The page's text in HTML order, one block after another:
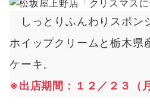
しっとりふんわりスポン
ホイップクリームと栃木県
ケーキ。
※出店期間：１２／２３（